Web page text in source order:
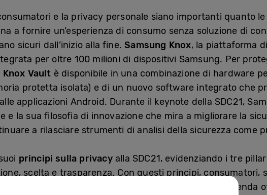
e la privacy personale siano importanti quanto
a fornire un’esperienza di consumo senza soluzione di
sicuri dall’inizio alla fine.Samsung Knox, la piattaforma
per oltre 100 milioni di dispositivi Samsung. Per
Knox Vault è disponibile in una combinazione di hardware
protetta isolata) e di un nuovo software integrato che
applicazioni Android. Durante il keynote della SDC21,
e la sua filosofia di innovazione che mira a migliorare la
a rilasciare strumenti di analisi della sicurezza come
principi sulla privacyalla SDC21, evidenziando i tre
scelta e trasparenza. Con questi principi,
per prendere decisioni su come gestire i dati. L’azienda